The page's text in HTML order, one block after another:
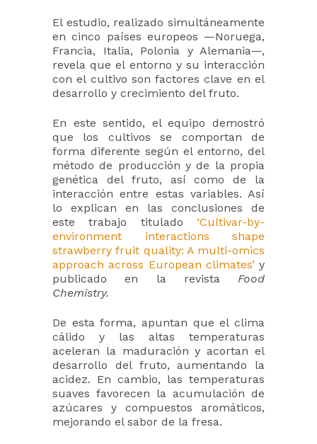
El estudio, realizado simultáneamente
en cinco países europeos —Noruega,
Francia, Italia, Polonia y Alemania—,
revela que el entorno y su interacción
con el cultivo son factores clave en el
desarrollo y crecimiento del fruto.
En este sentido, el equipo demostró
que los cultivos se comportan de
forma diferente según el entorno, del
método de producción y de la propia
genética del fruto, así como de la
interacción entre estas variables. Así
lo explican en las conclusiones de
este trabajo titulado ‘Cultivar-by-
environment interactions shape
strawberry fruit quality: A multi-omics
approach across European climates’y
publicado en la revista Food
Chemistry.
De esta forma, apuntan que el clima
cálido y las altas temperaturas
aceleran la maduración y acortan el
desarrollo del fruto, aumentando la
acidez. En cambio, las temperaturas
suaves favorecen la acumulación de
azúcares y compuestos aromáticos,
mejorando el sabor de la fresa.